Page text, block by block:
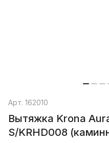
Арт. 162010
Вытяжка Krona
S/KRHD008